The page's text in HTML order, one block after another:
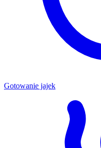
Gotowanie jajek